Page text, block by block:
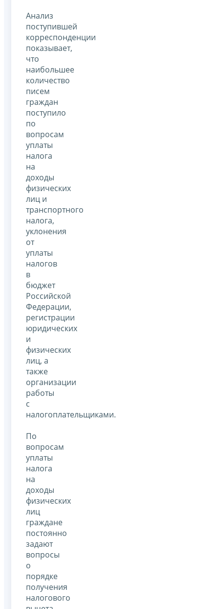
Анализ
поступившей
корреспонденции
показывает,
что
наибольшее
количество
писем
граждан
поступило
по
вопросам
уплаты
налога
на
доходы
физических
лиц и
транспортного
налога,
уклонения
от
уплаты
налогов
в
бюджет
Российской
Федерации,
регистрации
юридических
и
физических
лиц, а
также
организации
работы
с
налогоплательщиками.
По
вопросам
уплаты
налога
на
доходы
физических
лиц
граждане
постоянно
задают
вопросы
о
порядке
получения
налогового